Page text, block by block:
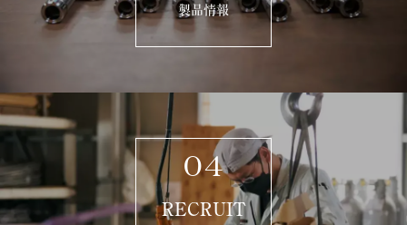
製品情報
04
RECRUIT